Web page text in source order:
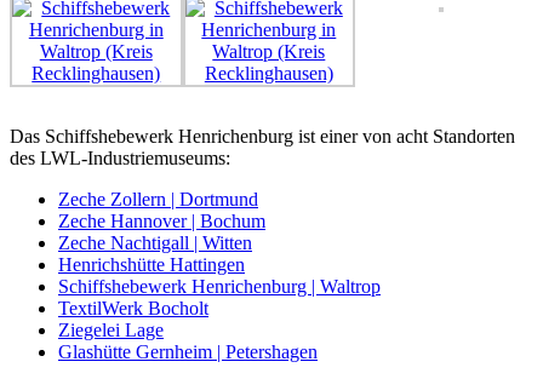
Das Schiffshebewerk Henrichenburg ist einer von acht Standorten
des LWL-Industriemuseums:
Zeche Zollern | Dortmund
Zeche Hannover | Bochum
Zeche Nachtigall | Witten
Henrichshütte Hattingen
Schiffshebewerk Henrichenburg | Waltrop
TextilWerk Bocholt
Ziegelei Lage
Glashütte Gernheim | Petershagen